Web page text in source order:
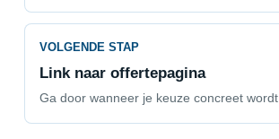
VOLGENDE STAP
Link naar offertepagina
Ga door wanneer je keuze concreet wordt